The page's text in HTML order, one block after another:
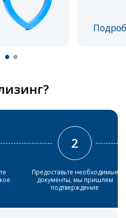
2
Предоставьте необходимые
документы, мы пришлем
подтверждение